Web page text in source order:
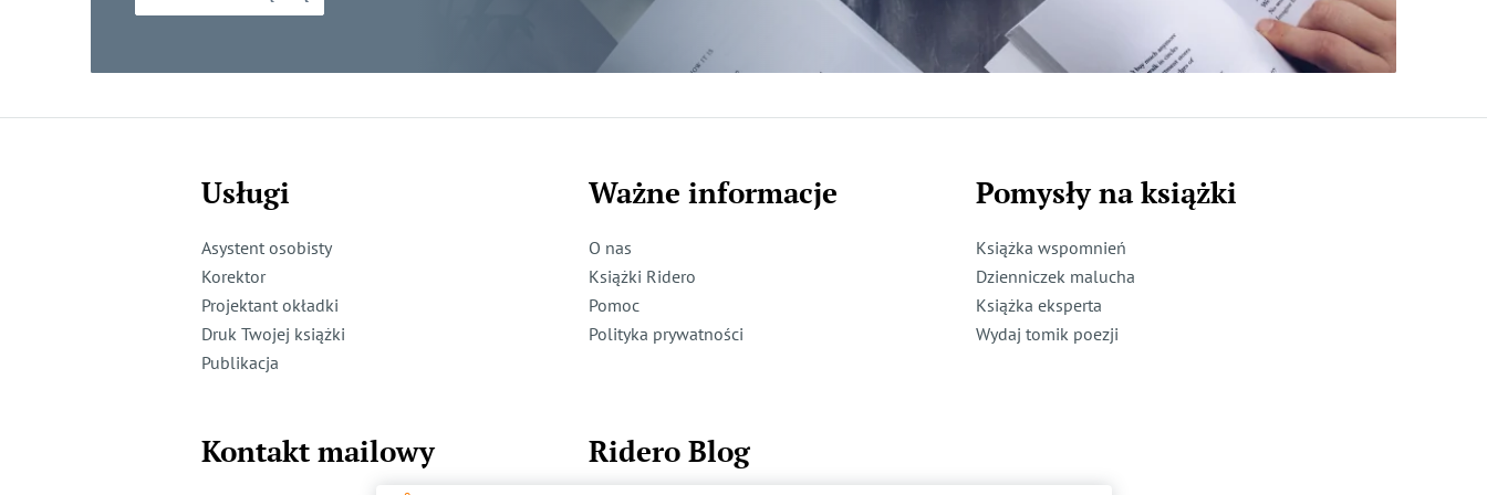
Usługi
Asystent osobisty
Korektor
Projektant okładki
Druk Twojej książki
Publikacja
Ważne informacje
O nas
Książki Ridero
Pomoc
Polityka prywatności
Pomysły na książki
Książka wspomnień
Dzienniczek malucha
Książka eksperta
Wydaj tomik poezji
Kontakt mailowy Ridero Blog